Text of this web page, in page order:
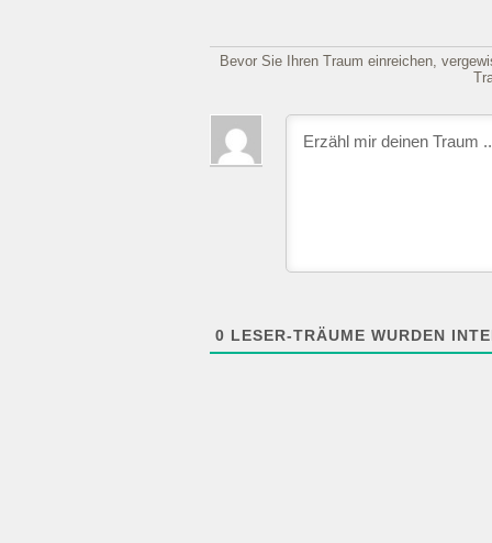
Bevor Sie Ihren Traum einreichen,
0 LESER-TRÄUME WURDEN